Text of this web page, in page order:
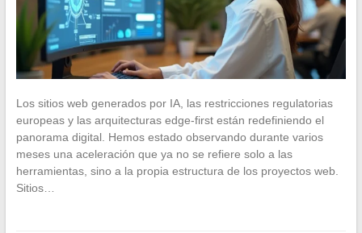
Los sitios web generados por IA, las restricciones regulatorias
europeas y las arquitecturas edge-first están redefiniendo el
panorama digital. Hemos estado observando durante varios
meses una aceleración que ya no se refiere solo a las
herramientas, sino a la propia estructura de los proyectos web.
Sitios…